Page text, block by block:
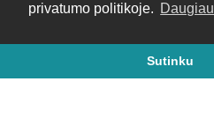
privatumo politikoje. Daugiau
Sutinku